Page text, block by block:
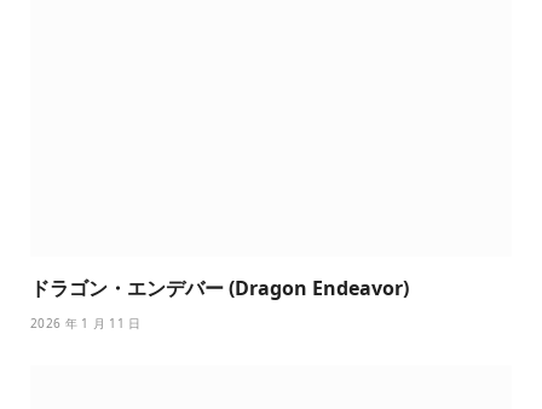
ドラゴン・エンデバー (Dragon Endeavor)
2026 年 1 月 11 日